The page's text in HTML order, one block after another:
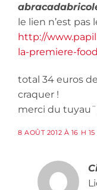
le lien n’est pas
http://
la-premiere-
total 34 euros
craquer !
merci du
8 AOÛT 2012 À 16 H